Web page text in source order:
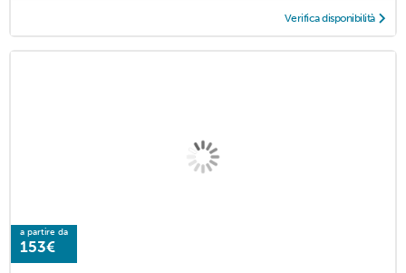
Verifica disponibilità
a partire da
153€